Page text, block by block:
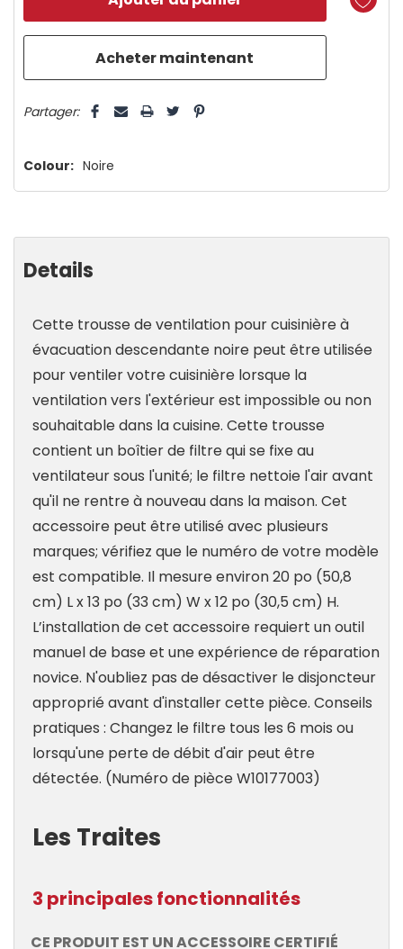
plus
Partager:
Colour: Noire
Details
Cette trousse de ventilation pour cuisinière à
évacuation descendante noire peut être utilisée
pour ventiler votre cuisinière lorsque la
ventilation vers l'extérieur est impossible ou non
souhaitable dans la cuisine. Cette trousse
contient un boîtier de filtre qui se fixe au
ventilateur sous l'unité; le filtre nettoie l'air avant
qu'il ne rentre à nouveau dans la maison. Cet
accessoire peut être utilisé avec plusieurs
marques; vérifiez que le numéro de votre modèle
est compatible. Il mesure environ 20 po (50,8
cm) L x 13 po (33 cm) W x 12 po (30,5 cm) H.
L’installation de cet accessoire requiert un outil
manuel de base et une expérience de réparation
novice. N'oubliez pas de désactiver le disjoncteur
approprié avant d'installer cette pièce. Conseils
pratiques : Changez le filtre tous les 6 mois ou
lorsqu'une perte de débit d'air peut être
détectée. (Numéro de pièce W10177003)
Les Traites
3 principales fonctionnalités
CE PRODUIT EST UN ACCESSOIRE CERTIFIÉ